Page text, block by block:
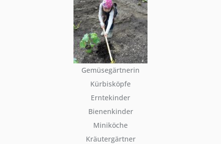
Gemüsegärtnerin
Kürbisköpfe
Erntekinder
Bienenkinder
Miniköche
Kräutergärtner